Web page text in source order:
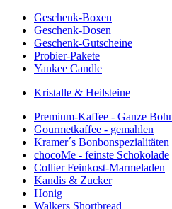
Geschenk-Boxen
Geschenk-Dosen
Geschenk-Gutscheine
Probier-Pakete
Yankee Candle
Kristalle & Heilsteine
Premium-Kaffee - Ganze
Gourmetkaffee - gemahlen
Kramer´s Bonbonspezialitäten
chocoMe - feinste Schokolade
Collier Feinkost-Marmeladen
Kandis & Zucker
Honig
Walkers Shortbread